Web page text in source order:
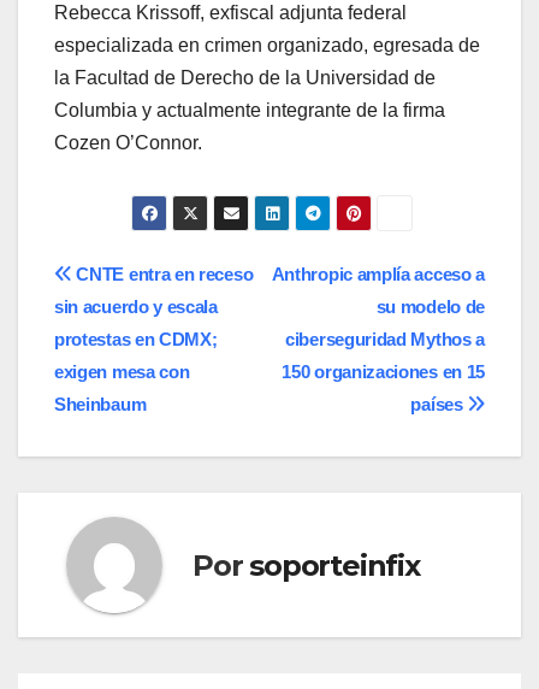
Rebecca Krissoff, exfiscal adjunta federal
especializada en crimen organizado, egresada de
la Facultad de Derecho de la Universidad de
Columbia y actualmente integrante de la firma
Cozen O’Connor.
Navegación
de
entradas
Anthropic amplía acceso a
su modelo de
ciberseguridad Mythos a
150 organizaciones en 15
países
CNTE entra en receso
sin acuerdo y escala
protestas en CDMX;
exigen mesa con
Sheinbaum
Porsoporteinfix